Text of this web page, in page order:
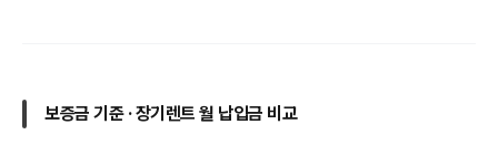
보증금 기준 · 장기렌트 월 납입금 비교